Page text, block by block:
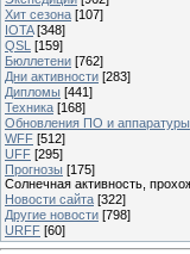
Хит сезона [107]
IOTA [348]
QSL [159]
Бюллетени [762]
Дни активности [283]
Дипломы [441]
Техника [168]
Обновления ПО и аппаратуры
WFF [512]
UFF [295]
Прогнозы [175]
Солнечная активность,
Новости сайта [322]
Другие новости [798]
URFF [60]